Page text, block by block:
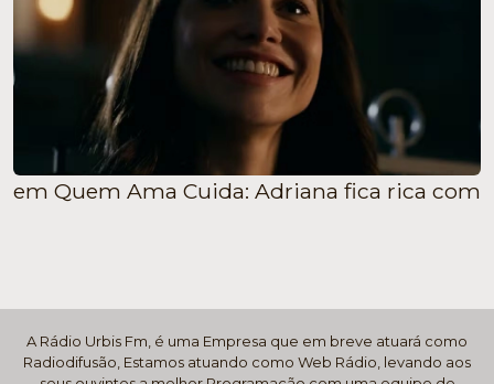
em Quem Ama Cuida: Adriana fica rica com
A Rádio Urbis Fm, é uma Empresa que em breve atuará como
Radiodifusão, Estamos atuando como Web Rádio, levando aos